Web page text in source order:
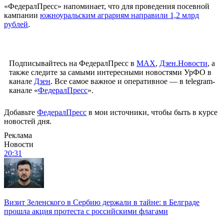
«ФедералПресс» напоминает, что для проведения посевной
кампании южноуральским аграриям направили 1,2 млрд
рублей.
Подписывайтесь на ФедералПресс в МАХ, Дзен.Новости, а
также следите за самыми интересными новостями УрФО в
канале Дзен. Все самое важное и оперативное — в telegram-
канале «ФедералПресс».
Добавьте ФедералПресс в мои источники, чтобы быть в курсе
новостей дня.
Реклама
Новости
20:31
Визит Зеленского в Сербию держали в тайне: в Белграде
прошла акция протеста с российскими флагами